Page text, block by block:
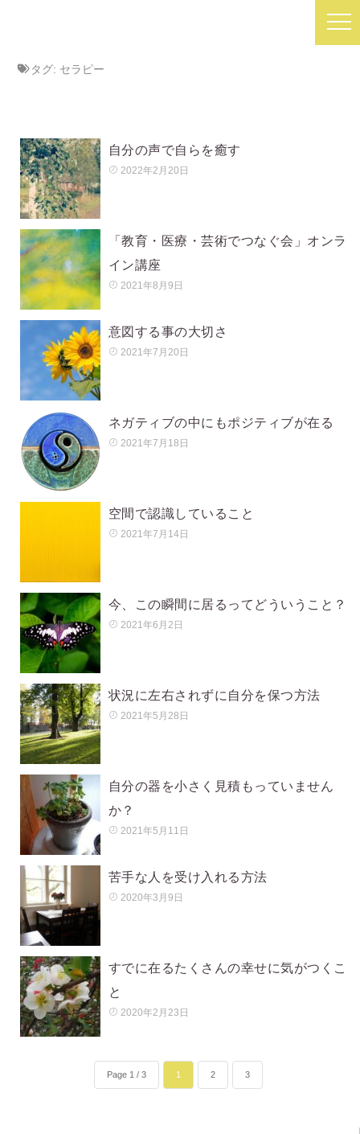
タグ: セラピー
自分の声で自らを癒す
2022年2月20日
「教育・医療・芸術でつなぐ会」オンラ
イン講座
2021年8月9日
意図する事の大切さ
2021年7月20日
ネガティブの中にもポジティブが在る
2021年7月18日
空間で認識していること
2021年7月14日
今、この瞬間に居るってどういうこと？
2021年6月2日
状況に左右されずに自分を保つ方法
2021年5月28日
自分の器を小さく見積もっていません
か？
2021年5月11日
苦手な人を受け入れる方法
2020年3月9日
すでに在るたくさんの幸せに気がつくこ
と
2020年2月23日
Page 1 / 3 1 2 3